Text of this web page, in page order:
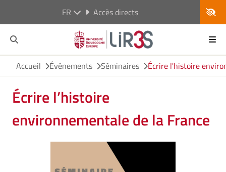
FR Accès directs
Accueil Événements Séminaires Écrire l'histoire
Écrire l’histoire
environnementale de la France